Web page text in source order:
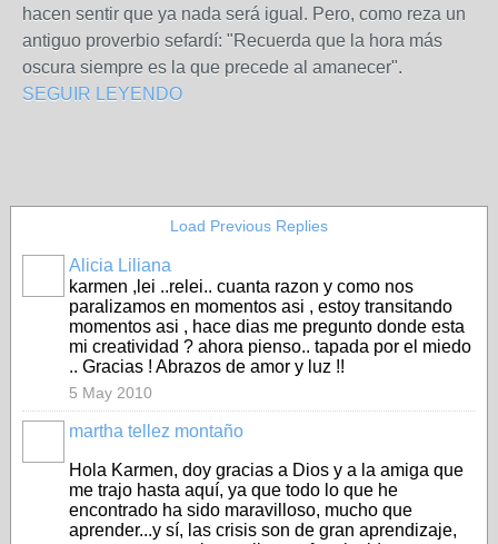
hacen sentir que ya nada será igual. Pero, como reza un
antiguo proverbio sefardí: "Recuerda que la hora más
oscura siempre es la que precede al amanecer".
SEGUIR LEYENDO
Load Previous Replies
Alicia Liliana
karmen ,lei ..relei.. cuanta razon y como nos
paralizamos en momentos asi , estoy transitando
momentos asi , hace dias me pregunto donde esta
mi creatividad ? ahora pienso.. tapada por el miedo
.. Gracias ! Abrazos de amor y luz !!
5 May 2010
martha tellez montaño
Hola Karmen, doy gracias a Dios y a la amiga que
me trajo hasta aquí, ya que todo lo que he
encontrado ha sido maravilloso, mucho que
aprender...y sí, las crisis son de gran aprendizaje,